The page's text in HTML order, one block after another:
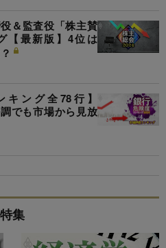
＆監査役「株主賛
【最新版】4位は
キング全78行】
でも市場から見放
特集